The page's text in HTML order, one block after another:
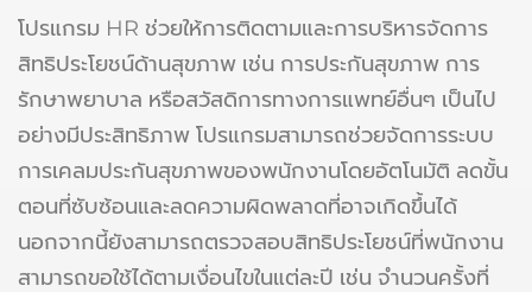
โปรแกรม HR ช่วยให้การติดตามและการบริหารจัดการ
สิทธิประโยชน์ด้านสุขภาพ เช่น การประกันสุขภาพ การ
รักษาพยาบาล หรือสวัสดิการทางการแพทย์อื่นๆ เป็นไป
อย่างมีประสิทธิภาพ โปรแกรมสามารถช่วยจัดการระบบ
การเคลมประกันสุขภาพของพนักงานโดยอัตโนมัติ ลดขั้น
ตอนที่ซับซ้อนและลดความผิดพลาดที่อาจเกิดขึ้นได้
นอกจากนี้ยังสามารถตรวจสอบสิทธิประโยชน์ที่พนักงาน
สามารถขอใช้ได้ตามเงื่อนไขในแต่ละปี เช่น จำนวนครั้งที่